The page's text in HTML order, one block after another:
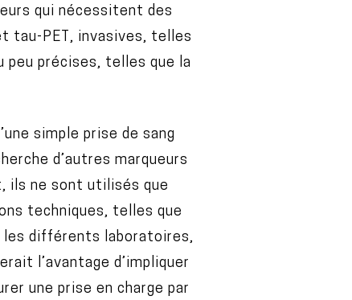
qui nécessitent des
tau-PET, invasives, telles
peu précises, telles que la
simple prise de sang
d’autres marqueurs
ils ne sont utilisés que
techniques, telles que
les différents laboratoires,
l’avantage d’impliquer
une prise en charge par